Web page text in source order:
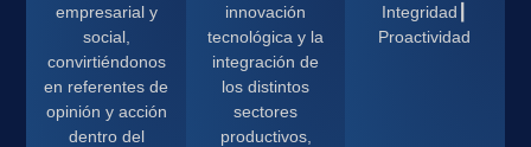
empresarial y
social,
convirtiéndonos
en referentes de
opinión y acción
dentro del
innovación
tecnológica y la
integración de
los distintos
sectores
productivos,
Integridad┃
Proactividad